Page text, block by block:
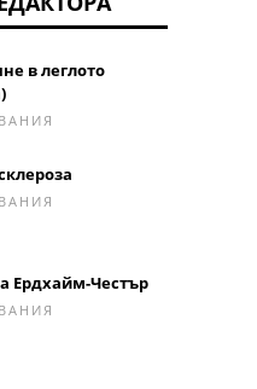
в леглото
Ердхайм-Честър